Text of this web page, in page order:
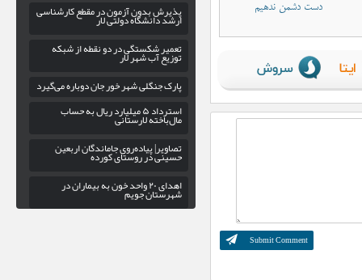
دست دشمن ندهیم
پذیرش بدون آزمون در مقطع کارشناسی
ارشد دانشگاه دولتی لار
تعمیر شکستگی در دو نقطه از شبکه
توزیع آب شهر لار
پارک جنگلی شهر خور جان دوباره می‌گیرد
استرداد ۵ میلیارد ریال به حسابمال‌باخته لارستانی
تصاویر| پیاده‌روی جاماندگان اربعین
حسینی در روستای کورده
اهدای ۲۰ واحد خون به بیماران درشهرستان جویم